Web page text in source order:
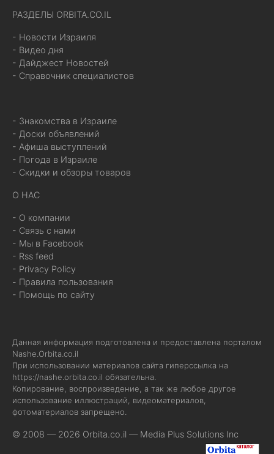
РАЗДЕЛЫ ORBITA.CO.IL
- Новости Израиля
- Видео дня
- Дайджест Новостей
- Справочник специалистов
- Знакомства в Израиле
- Доски объявлений
- Афиша выступлений
- Погода в Израиле
- Скидки и обзоры товаров
О НАС
- О компании
- Связь с нами
- Мы в Facebook
- Rss feed
- Privacy Policy
- Правила пользования
- Помощь по сайту
Данная информация подготовлена и предоставлена порталом
Nashe.Orbita.co.il
При использовании материалов сайта гиперссылка на
https://nashe.orbita.co.il обязательна.
Копирование, воспроизведение, а так же любое другое
использование иллюстраций, видеоматериалов,
фотоматериалов запрещено.
© 2008 — 2026 Orbita.co.il — Media Plus Solutions Inc